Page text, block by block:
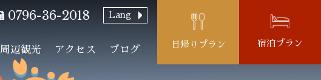
0796-36-2018 Lang
周辺観光 アクセス ブログ
日帰りプラン 宿泊プラン